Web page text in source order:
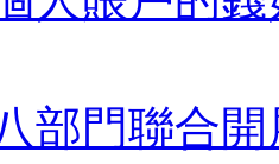
部門聯合開